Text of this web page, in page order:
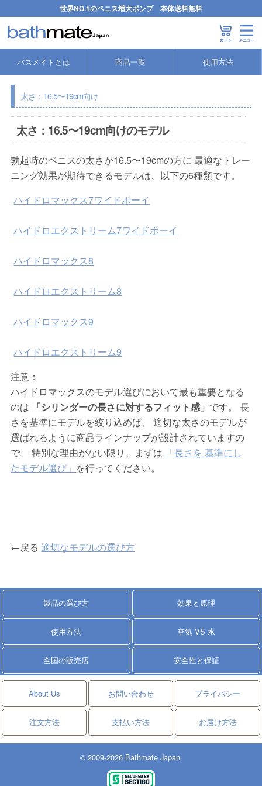
世界NO.1のペニス増大ポンプ 本体送料無料
バスメイトとは 商品一覧 使用方法
太さ：16.5〜19cm向け
太さ：16.5〜19cm向けのモデル
勃起時のペニスの太さが16.5〜19cmの方に 最適なトレー
ニング効果が期待できるモデルは、以下の6種類です。
ハイドロマックス7ワイドボーイ
ハイドロエクストリーム7ワイドボーイ
ハイドロマックス8
ハイドロエクストリーム8
ハイドロマックス9
ハイドロエクストリーム9
注意：
ハイドロマックスのモデル選びにおいて最も重要となる
のは
「シリンダーの長さに対するフィット感」 です。 長
さを基準にモデルを絞り込めば、 適切な太さのモデルが
選ばれるように商品ラインナップが設計されていますの
で、 特別な理由がない限り、まずは
「長さを 基準にし
たモデル選び」 を行ってください。
←戻る適切なモデルの選び方
製品の選び方 効果と原理
使用方法 空気 VS 水
全国の販売店 安全性と保証
About Us お問い合わせ プライバシー
注文方法 支払い方法 お届け方法
© 2009-2026 Bathmate Japan.